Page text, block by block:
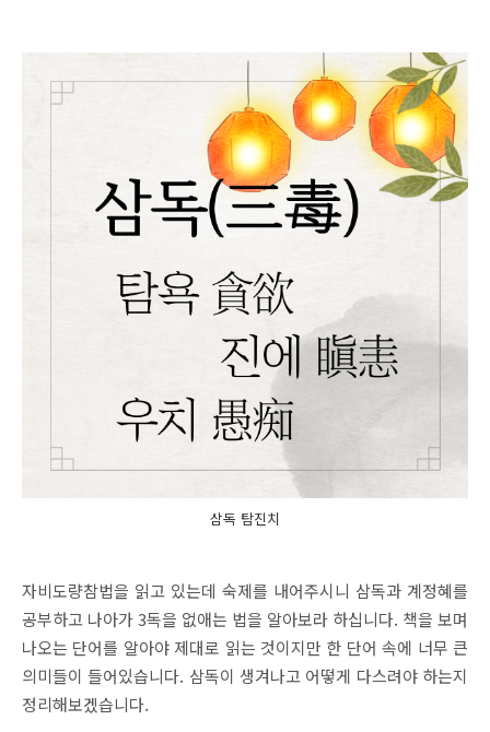
삼독 탐진치
자비도량참법을 읽고 있는데 숙제를 내어주시니 삼독과 계정혜를
공부하고 나아가 3독을 없애는 법을 알아보라 하십니다. 책을 보며
나오는 단어를 알아야 제대로 읽는 것이지만 한 단어 속에 너무 큰
의미들이 들어있습니다. 삼독이 생겨나고 어떻게 다스려야 하는지
정리해보겠습니다.